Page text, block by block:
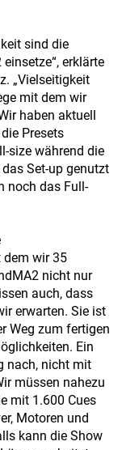
sind die
erklärte
„Vielseitigkeit
mit dem wir
haben aktuell
Presets
size während die
Set-up genutzt
noch das Full-
dem wir 35
nicht nur
auch, dass
erwarten. Sie ist
Weg zum fertigen
Ein
nach, nicht mit
müssen nahezu
mit 1.600 Cues
Motoren und
kann die Show